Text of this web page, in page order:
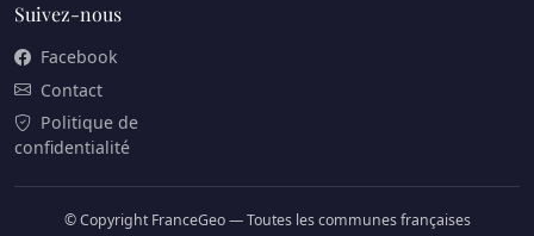
Suivez-nous
Facebook
Contact
Politique de
confidentialité
© Copyright FranceGeo — Toutes les communes françaises